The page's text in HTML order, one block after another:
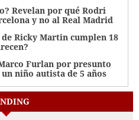
Revelan por qué Rodri
y no al Real Madrid
Ricky Martin cumplen 18
Furlan por presunto
niño autista de 5 años